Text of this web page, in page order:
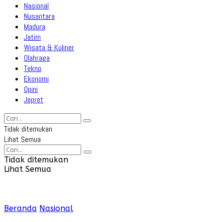
Nasional
Nusantara
Madura
Jatim
Wisata & Kuliner
Olahraga
Tekno
Ekonomi
Opini
Jepret
Tidak ditemukan
Lihat Semua
Tidak ditemukan
Lihat Semua
Beranda Nasional